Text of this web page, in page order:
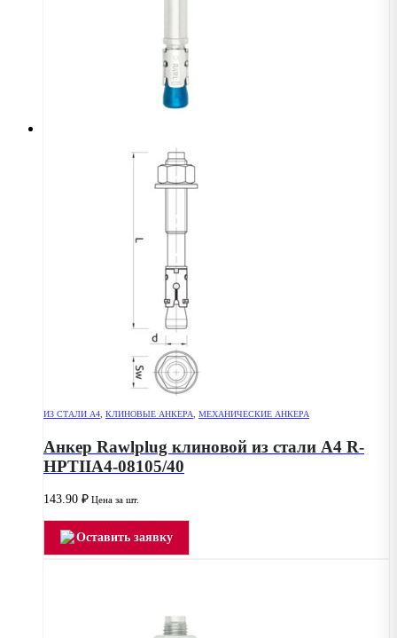
ИЗ СТАЛИ А4 КЛИНОВЫЕ АНКЕРА МЕХАНИЧЕСКИЕ АНКЕРА
Анкер Rawlplug клиновой из стали А4 R-
HPTIIA4-08105/40
143.90 ₽ Цена за шт.
Оставить заявку